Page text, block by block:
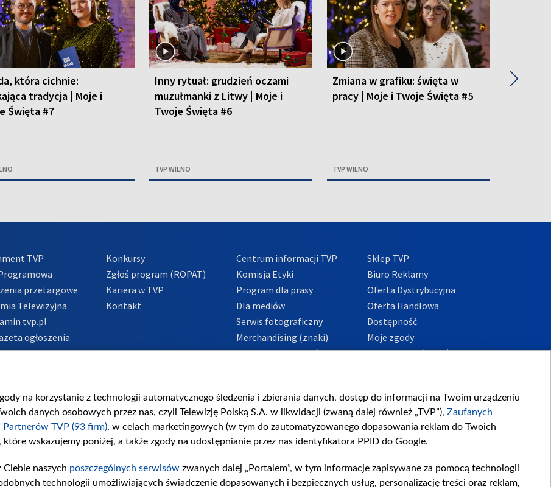
która cichnie:
tradycja | Moje i
Święta #7
Inny rytuał: grudzień oczami
muzułmanki z Litwy | Moje i
Twoje Święta #6
TVP WILNO
Zmiana w grafiku: święta w
pracy | Moje i Twoje Święta #5
TVP WILNO
▶
TVP
przetargowe
Telewizyjna
tvp.pl
ogłoszenia
o nadawcy
Konkursy
Zgłoś program (ROPAT)
Kariera w TVP
Kontakt
Centrum informacji TVP
Komisja Etyki
Program dla prasy
Dla mediów
Serwis fotograficzny
Merchandising (znaki)
Polityka Prywatności
Sklep TVP
Biuro Reklamy
Oferta Dystrybucyjna
Oferta Handlowa
Dostępność
Moje zgody
Procedura zgłoszeń
na korzystanie z technologii automatycznego śledzenia i zbierania danych, dostęp do informacji na Twoim urządzeniu
danych osobowych przez nas, czyli Telewizję Polską S.A. w likwidacji (zwaną dalej również „TVP”), Zaufanych
Partnerów TVP (93 firm), w celach marketingowych (w tym do zautomatyzowanego dopasowania reklam do Twoich
wskazujemy poniżej, a także zgody na udostępnianie przez nas identyfikatora PPID do Google.
naszych poszczególnych serwisów zwanych dalej „Portalem”, w tym informacje zapisywane za pomocą technologii
technologii umożliwiających świadczenie dopasowanych i bezpiecznych usług, personalizację treści oraz reklam,